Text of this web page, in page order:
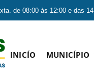
de 08:00 às 12:00 e das
INICÍO MUNICÍPIO